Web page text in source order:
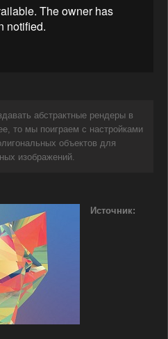
абстрактные рендеры в
то мы поиграем с настройками
объектов для
изображений.
Источник: